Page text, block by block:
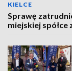
KIELCE
Sprawę
miejskiej